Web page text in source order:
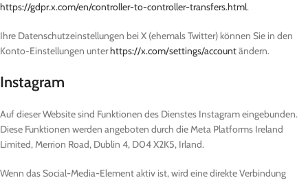
https://gdpr.x.com/en/controller-to-controller-transfers.html.
Ihre Datenschutzeinstellungen bei X (ehemals Twitter) können Sie in den
Konto-Einstellungen unterhttps://x.com/settings/accountändern.
Instagram
Auf dieser Website sind Funktionen des Dienstes Instagram eingebunden.
Diese Funktionen werden angeboten durch die Meta Platforms Ireland
Limited, Merrion Road, Dublin 4, D04 X2K5, Irland.
Wenn das Social-Media-Element aktiv ist, wird eine direkte Verbindung